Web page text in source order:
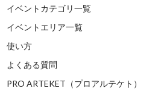
イベントカテゴリ一覧
イベントエリア一覧
使い方
よくある質問
PRO ARTEKET（プロアルテケト）